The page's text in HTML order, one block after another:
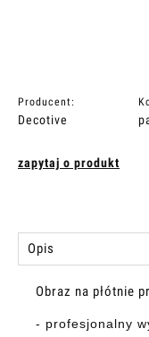
Producent:
Decotive
zapytaj o produkt
Opis
Obraz na płótnie
- profesjonalny